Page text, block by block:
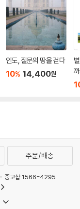
인도, 질문의 땅을 걷다
10% 14,400원
주문/배송
중고샵 1566-4295